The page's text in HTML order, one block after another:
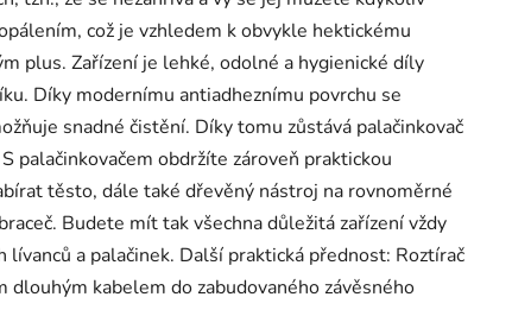
což je vzhledem k obvykle hektickému
plus. Zařízení je lehké, odolné a hygienické díly
Díky modernímu antiadheznímu povrchu se
snadné čistění. Díky tomu zůstává palačinkovač
palačinkovačem obdržíte zároveň praktickou
těsto, dále také dřevěný nástroj na rovnoměrné
Budete mít tak všechna důležitá zařízení vždy
a palačinek. Další praktická přednost: Roztírač
kabelem do zabudovaného závěsného